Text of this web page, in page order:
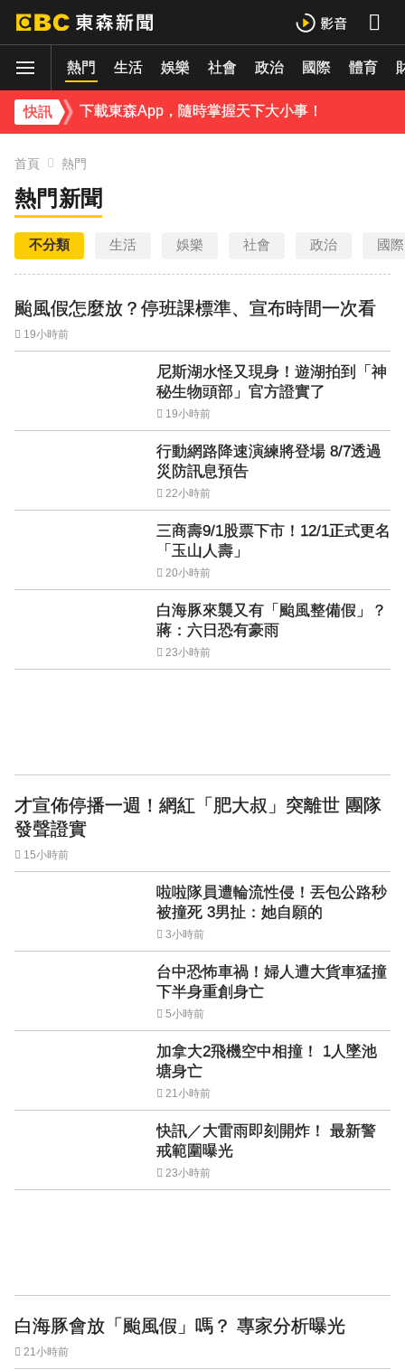
即時 熱門 生活 娛樂 社會 政治 國際 體育
快訊
《理財達人秀》X 安聯投信免費講座報名中！搶先卡位 2027
下載東森App，隨時掌握天下大小事！
首頁 熱門
熱門新聞
不分類 生活 娛樂 社會 政治 國際
颱風假怎麼放？停班課標準、宣布時間一次看
19小時前
尼斯湖水怪又現身！遊湖拍到「神
秘生物頭部」官方證實了
19小時前
行動網路降速演練將登場 8/7透過
災防訊息預告
22小時前
三商壽9/1股票下市！12/1正式更名
「玉山人壽」
20小時前
白海豚來襲又有「颱風整備假」？
蔣：六日恐有豪雨
23小時前
才宣佈停播一週！網紅「肥大叔」突離世 團隊
發聲證實
15小時前
啦啦隊員遭輪流性侵！丟包公路秒
被撞死 3男扯：她自願的
3小時前
台中恐怖車禍！婦人遭大貨車猛撞
下半身重創身亡
5小時前
加拿大2飛機空中相撞！ 1人墜池
塘身亡
21小時前
快訊／大雷雨即刻開炸！ 最新警
戒範圍曝光
23小時前
白海豚會放「颱風假」嗎？ 專家分析曝光
21小時前